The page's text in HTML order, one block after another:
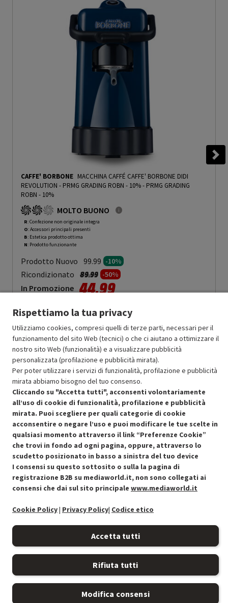
CAFFE' BORBONE MACCHINA CAFFÉ CAFFE' BORBONE DIDI
REVOLUTION - PRMG GRADING ROBN - 10%- PRMG GRADING
ROBN - 10%
MOLTO BUONO
R: Confezione non originale integra
O: Accessori principali presenti
B: Estetica prodotto ottima
N: Prodotto funzionante
Prodotto Nuovo 99.99 -10%
Ricondizionato Prezzo ridotto da
89.99a-50%
In Promozione 44.99
Aggiungi al carrello
SCONTO RICONDIZIONATI
Approfitta dello sconto del 50% sul prodotto ricondizionato.
Condizioni generali di vendita
Cookie Policy
Preferenze cookie
Accessibilità
Recedere dal contratto qui
Rispettiamo la tua privacy
Utilizziamo cookies, compresi quelli di terze parti, necessari per il
funzionamento del sito Web (tecnici) o che ci aiutano a ottimizzare il
nostro sito Web (funzionalità) e a visualizzare pubblicità
personalizzata (profilazione e pubblicità mirata).
Per poter utilizzare i servizi di funzionalità, profilazione e pubblicità
mirata abbiamo bisogno del tuo consenso.
Cliccando su "Accetta tutti", acconsenti volontariamente
all’uso di cookie di funzionalità, profilazione e pubblicità
mirata. Puoi scegliere per quali categorie di cookie
acconsentire o negare l’uso e puoi modificare le tue scelte in
qualsiasi momento attraverso il link “Preferenze Cookie”
che trovi in fondo ad ogni pagina, oppure, attraverso lo
scudetto posizionato in basso a sinistra del tuo device
I consensi su questo sottosito o sulla la pagina di
registrazione B2B su mediaworld.it, non sono collegati ai
consensi che dai sul sito principale www.mediaworld.it
Cookie Policy| Privacy Policy| Codice etico
Accetta tutti
Rifiuta tutti
Modifica consensi